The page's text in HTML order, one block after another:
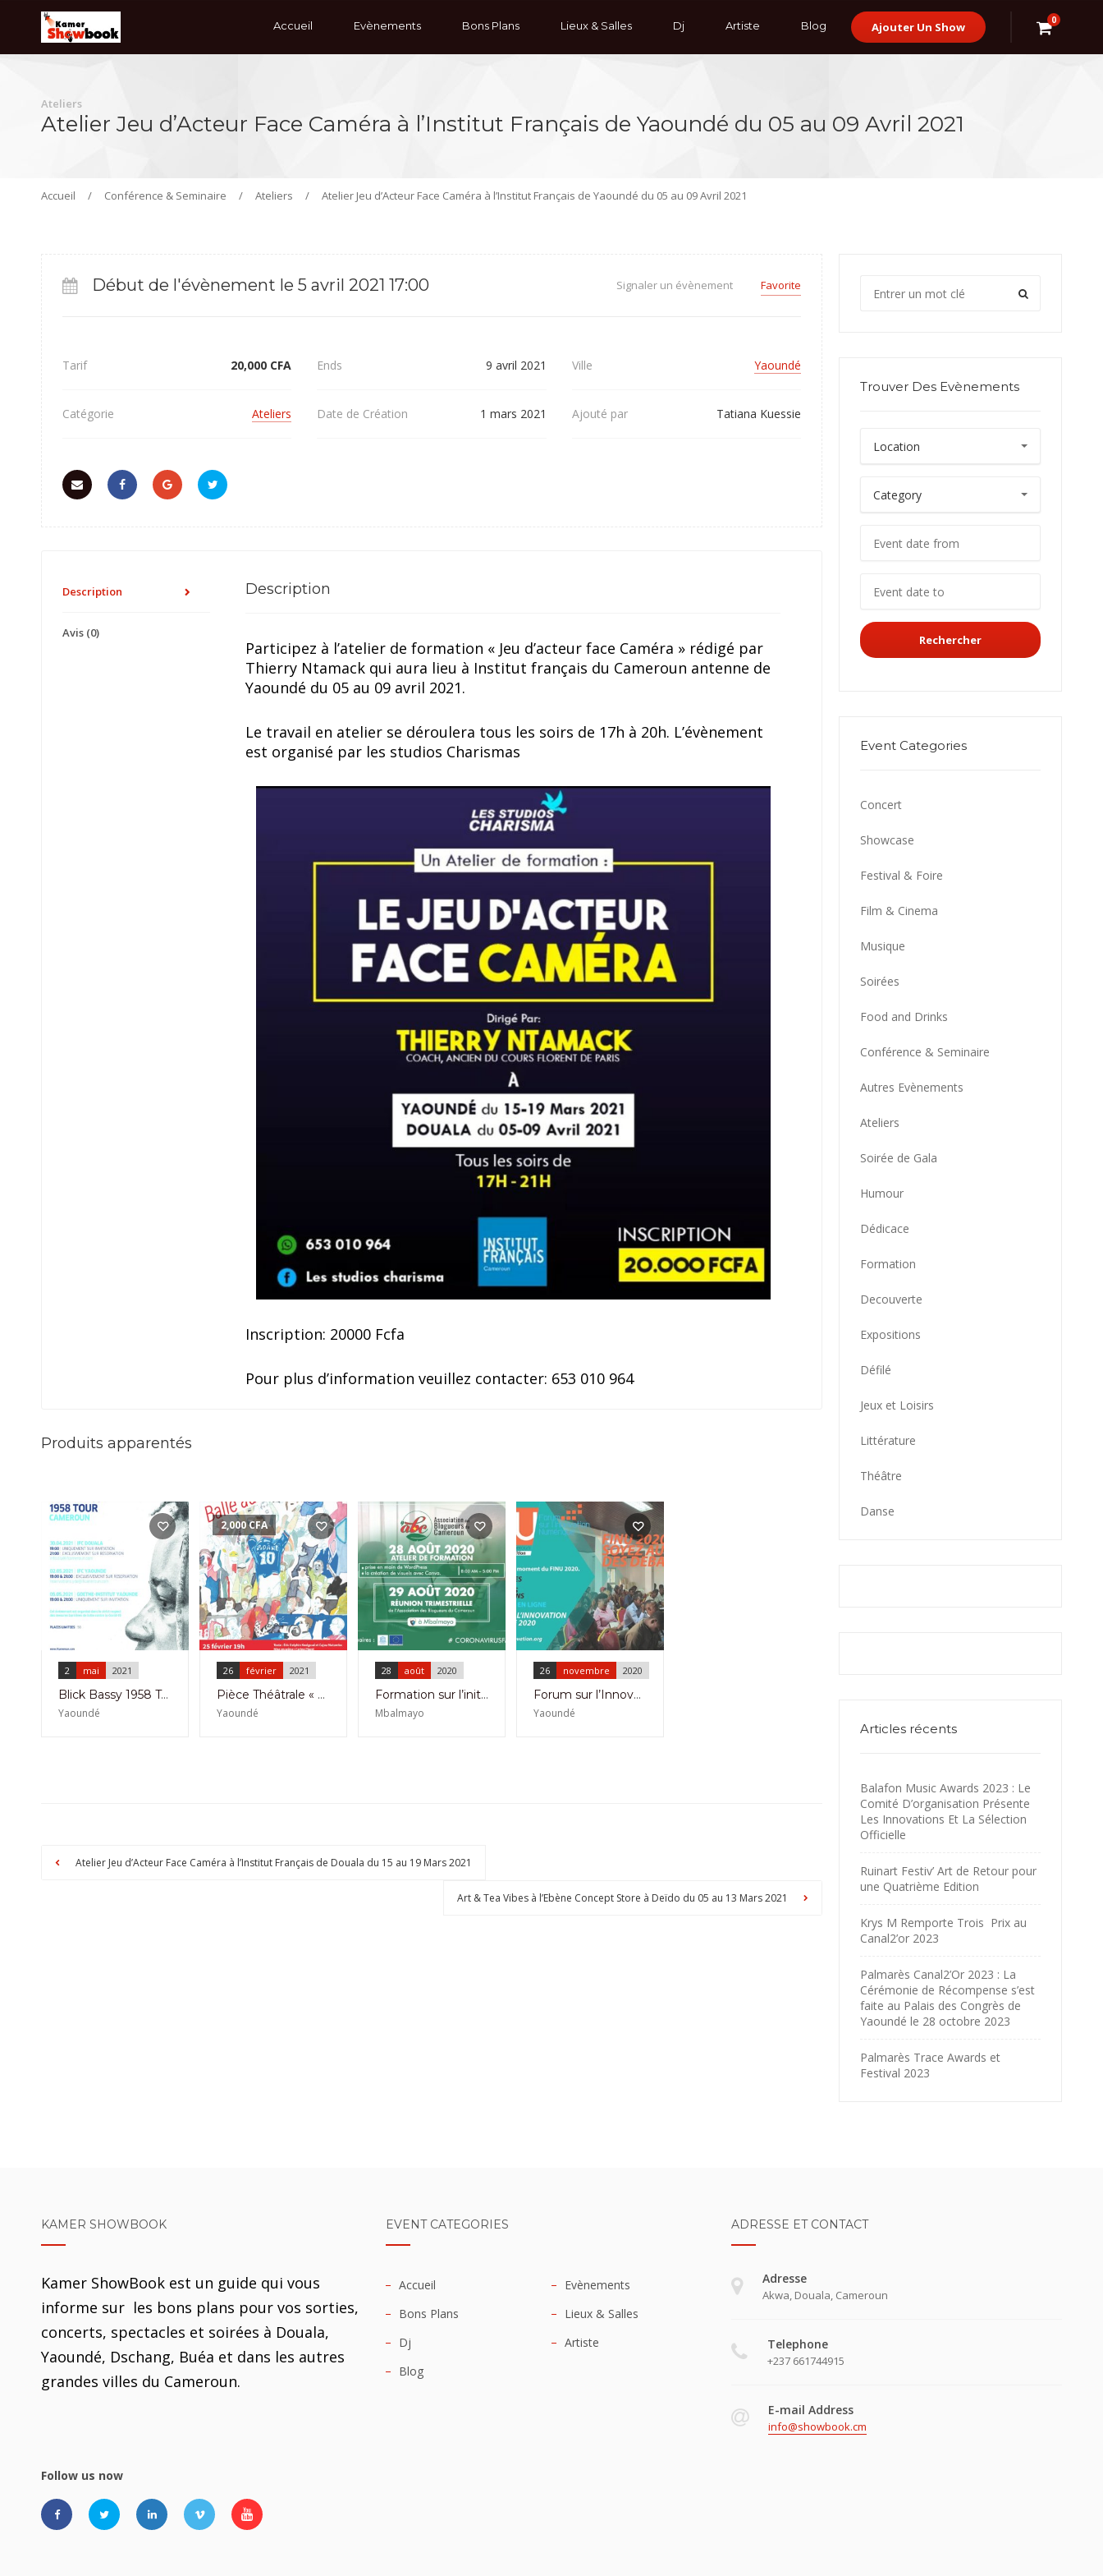
0
Ajouter Un Show
Accueil Evènements Bons Plans Lieux & Salles Dj Artiste Blog
Ateliers
Atelier Jeu d’Acteur Face Caméra à l’Institut Français de Yaoundé du 05 au 09 Avril 2021
Accueil / Conférence & Seminaire / Ateliers / Atelier Jeu d’Acteur Face Caméra à l’Institut Français de Yaoundé du 05 au 09 Avril 2021
Début de l'évènement le 5 avril 2021 17:00 Signaler un évènement Favorite
Tarif 20,000 CFA Ends 9 avril 2021 Ville Yaoundé
Catégorie Ateliers Date de Création 1 mars 2021 Ajouté par Tatiana Kuessie
Description
Avis (0)
Description
Participez à l’atelier de formation « Jeu d’acteur face Caméra » rédigé par
Thierry Ntamack qui aura lieu à Institut français du Cameroun antenne de
Yaoundé du 05 au 09 avril 2021.
Le travail en atelier se déroulera tous les soirs de 17h à 20h. L’évènement
est organisé par les studios Charismas
Inscription: 20000 Fcfa
Pour plus d’information veuillez contacter: 653 010 964
Produits apparentés
2 mai 2021
Blick Bassy 1958 Tour Cameroun à L’Ifc de Yaoundé le 02 Mai 2021
Yaoundé
26 février 2021
Pièce Théâtrale « Balle au Centre » de la Compagnie Koz’Art à l’Institut Français de Yaoundé le 26 Février 2021
2,000CFA
Yaoundé
28 août 2020
Formation sur l’initiation à WordPress et Canva par l’Association des Blogueurs du Cameroun
Mbalmayo
26 novembre 2020
Forum sur l’Innovation Numérique,troisième édition,Yaoundé du 26 au 28 novembre 2020.
Yaoundé
Atelier Jeu d’Acteur Face Caméra à l’Institut Français de Douala du 15 au 19 Mars 2021
Art & Tea Vibes à l’Ebène Concept Store à Deïdo du 05 au 13 Mars 2021
Trouver Des Evènements
Rechercher
Event Categories
Concert
Showcase
Festival & Foire
Film & Cinema
Musique
Soirées
Food and Drinks
Conférence & Seminaire
Autres Evènements
Ateliers
Soirée de Gala
Humour
Dédicace
Formation
Decouverte
Expositions
Défilé
Jeux et Loisirs
Littérature
Théâtre
Danse
Articles récents
Balafon Music Awards 2023 : Le
Comité D’organisation Présente
Les Innovations Et La Sélection
Officielle
Ruinart Festiv’ Art de Retour pour
une Quatrième Edition
Krys M Remporte Trois Prix au
Canal2’or 2023
Palmarès Canal2’Or 2023 : La
Cérémonie de Récompense s’est
faite au Palais des Congrès de
Yaoundé le 28 octobre 2023
Palmarès Trace Awards et
Festival 2023
KAMER SHOWBOOK
Kamer ShowBook est un guide qui vous
informe sur les bons plans pour vos sorties,
concerts, spectacles et soirées à Douala,
Yaoundé, Dschang, Buéa et dans les autres
grandes villes du Cameroun.
Follow us now
EVENT CATEGORIES
Accueil
Evènements
Bons Plans
Lieux & Salles
Dj
Artiste
Blog
ADRESSE ET CONTACT
Adresse
Akwa, Douala, Cameroun
Telephone
+237 661744915
E-mail Address
info@showbook.cm